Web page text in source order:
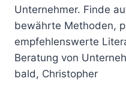
Unternehmer. Finde
bewährte Methoden,
empfehlenswerte
Beratung von
bald, Christopher